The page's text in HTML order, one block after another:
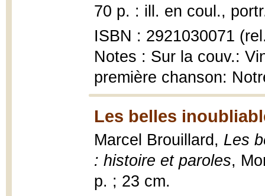
70 p. : ill. en coul.,
ISBN : 2921030071
Notes : Sur la couv.:
première chanson:
Les belles
Marcel Brouillard, Les
: histoire et paroles,
p. ; 23 cm.